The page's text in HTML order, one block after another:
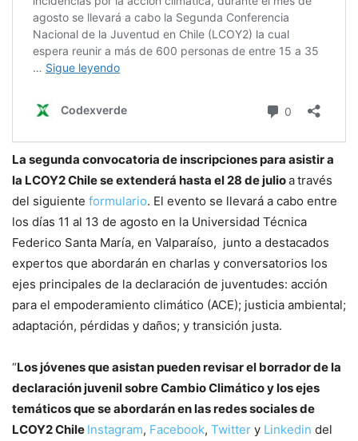
La segunda convocatoria de inscripciones para asistir a
la LCOY2 Chile se extenderá hasta el 28 de julioatravés
del siguiente formulario. El evento se llevará a cabo entre
los días 11 al 13 de agosto en la Universidad Técnica
Federico Santa María, en Valparaíso, junto a destacados
expertos que abordarán en charlas y conversatorios los
ejes principales de la declaración de juventudes: acción
para el empoderamiento climático (ACE); justicia ambiental;
adaptación, pérdidas y daños; y transición justa.
“Los jóvenes que asistan pueden revisar el borrador de la
declaración juvenil sobre Cambio Climático y los ejes
temáticos que se abordarán en las redes sociales de
LCOY2 Chile Instagram, Facebook, Twitter y Linkedin del